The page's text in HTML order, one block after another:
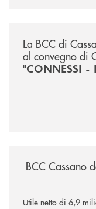
La BCC di
al convegno di
"CONNESSI
BCC Cassano
Utile netto di 6,9